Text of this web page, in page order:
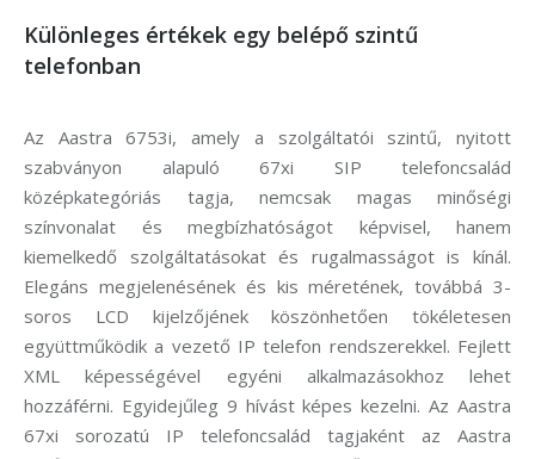
Különleges értékek egy belépő szintű
telefonban
Az Aastra 6753i, amely a szolgáltatói szintű, nyitott
szabványon alapuló 67xi SIP telefoncsalád
középkategóriás tagja, nemcsak magas minőségi
színvonalat és megbízhatóságot képvisel, hanem
kiemelkedő szolgáltatásokat és rugalmasságot is kínál.
Elegáns megjelenésének és kis méretének, továbbá 3-
soros LCD kijelzőjének köszönhetően tökéletesen
együttműködik a vezető IP telefon rendszerekkel. Fejlett
XML képességével egyéni alkalmazásokhoz lehet
hozzáférni. Egyidejűleg 9 hívást képes kezelni. Az Aastra
67xi sorozatú IP telefoncsalád tagjaként az Aastra